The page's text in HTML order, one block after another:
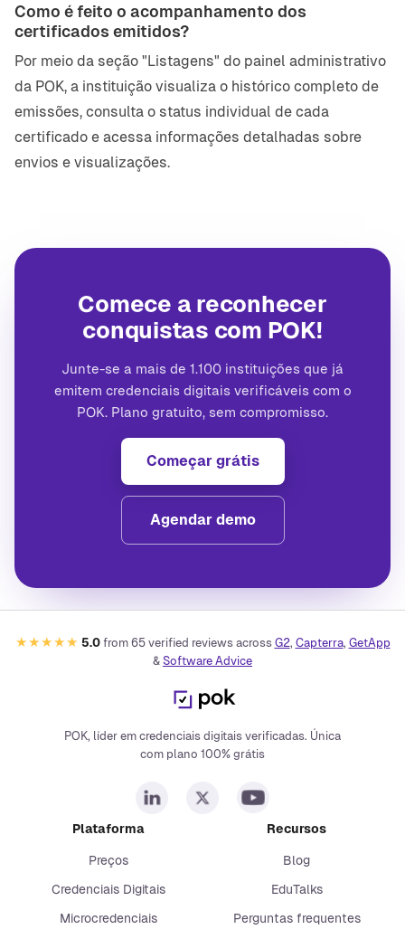
Como é feito o acompanhamento dos
certificados emitidos?
Por meio da seção "Listagens" do painel administrativo
da POK, a instituição visualiza o histórico completo de
emissões, consulta o status individual de cada
certificado e acessa informações detalhadas sobre
envios e visualizações.
Comece a reconhecer
conquistas com POK!
Junte-se a mais de 1.100 instituições que já
emitem credenciais digitais verificáveis com o
POK. Plano gratuito, sem compromisso.
Começar grátis
Agendar demo
★★★★★ 5.0 from 65verified reviews across G2, Capterra, GetApp
& Software Advice
POK, líder em credenciais digitais verificadas. Única
com plano 100% grátis
Plataforma
Preços
Credenciais Digitais
Microcredenciais
Recursos
Blog
EduTalks
Perguntas frequentes